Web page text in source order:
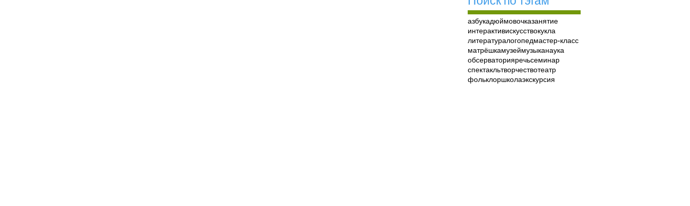
азбукадюймовочказанятие
интерактивискусствокукла
литературалогопедмастер-класс
матрёшкамузеймузыканаука
обсерваторияречьсеминар
спектакльтворчествотеатр
фольклоршколаэкскурсия